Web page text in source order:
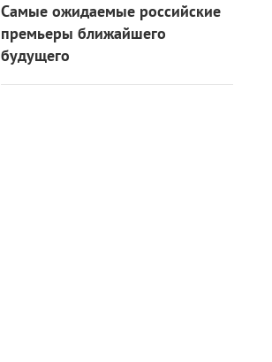
Самые ожидаемые российские
премьеры ближайшего
будущего